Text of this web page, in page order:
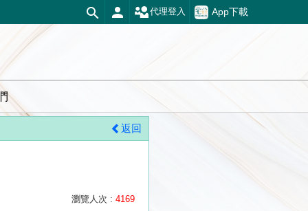
App下載
代理登入
返回
瀏覽人次 : 4169